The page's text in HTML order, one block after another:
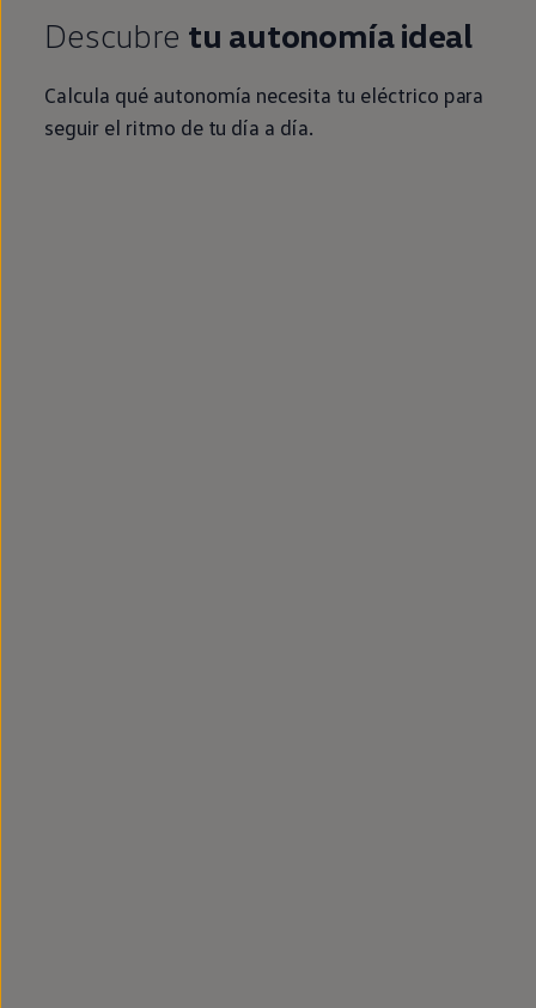
Descubre tu autonomíaideal
Calcula qué autonomía necesita tu eléctrico para
seguir el ritmo de tu día a día.